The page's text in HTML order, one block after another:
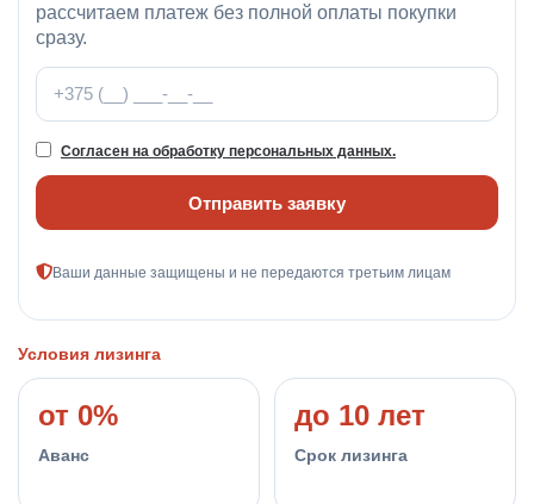
рассчитаем платеж без полной оплаты покупки
сразу.
Телефон
Согласен на обработку персональных данных.
Отправить заявку
Ваши данные защищены и не передаются третьим лицам
Условия лизинга
от 0%
Аванс
до 10 лет
Срок лизинга